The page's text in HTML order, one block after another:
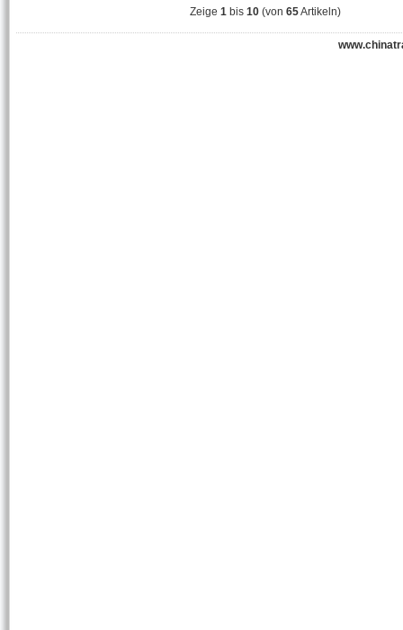
Zeige 1 bis 10(von 65Artikeln)